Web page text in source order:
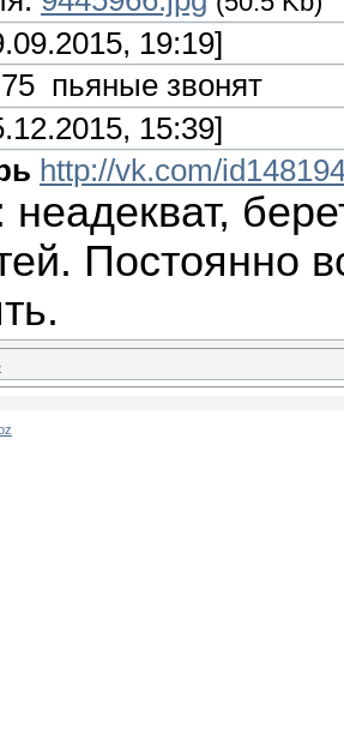
19:19]
пьяные звонят
15:39]
http://vk.com/
неадекват,
Постоянно